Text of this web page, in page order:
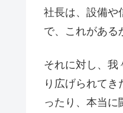
社長は、設備や
で、これがある
それに対し、我
り広げられて
ったり、本当に